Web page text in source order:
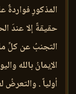
المذكورِ فواردةٌ
حقيقةً إلا عندَ
التجنبُ عن كلِّ
الإيمانُ بالله
أولياً . والتعرضُ